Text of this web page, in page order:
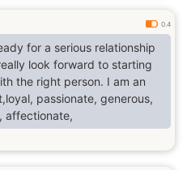
I hope to meet someone
responsible, and who also
how to enjoy life. If we click,
develop a relationship
0.4
for a serious relationship
look forward to starting
the right person. I am an
passionate, generous,
affectionate,